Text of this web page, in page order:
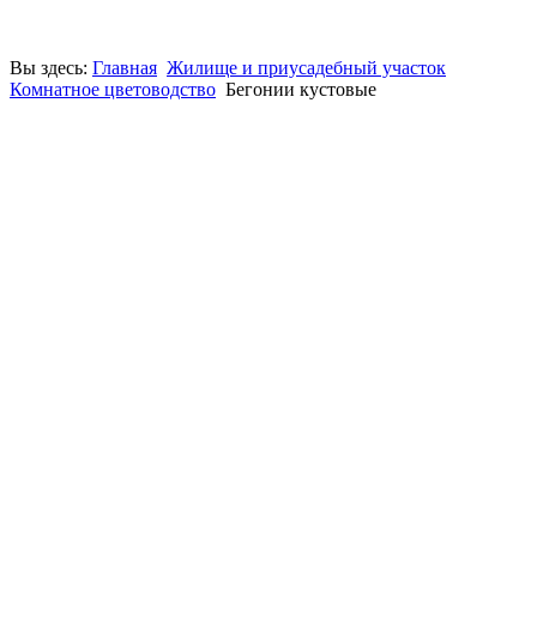
Вы здесь: Главная Жилище и приусадебный участок
Комнатное цветоводство Бегонии кустовые